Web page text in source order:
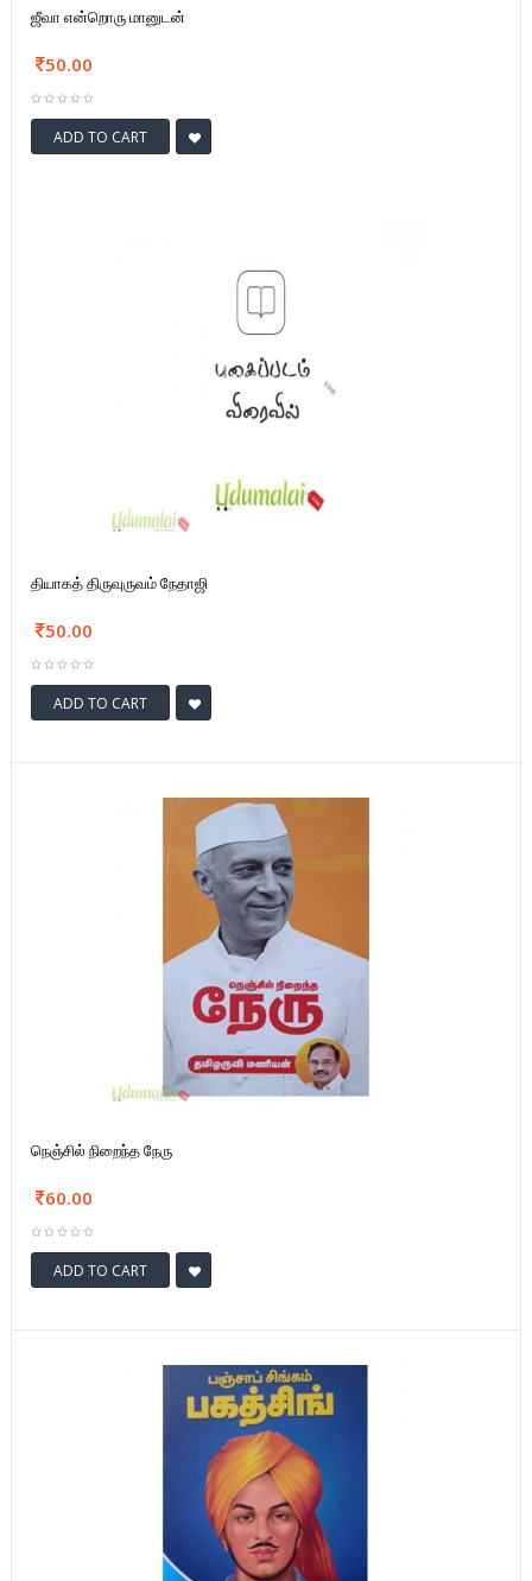
ஜீவா என்றொரு மானுடன்
50.00
ADD TO CART
தியாகத் திருவுருவம் நேதாஜி
50.00
ADD TO CART
நெஞ்சில் நிறைந்த நேரு
60.00
ADD TO CART